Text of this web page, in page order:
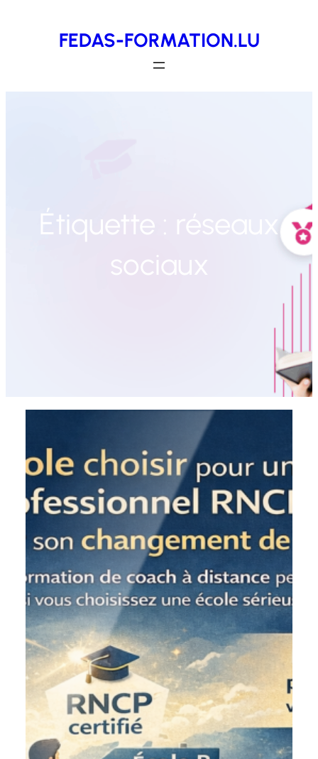
FEDAS-FORMATION.LU
Étiquette : réseaux
sociaux